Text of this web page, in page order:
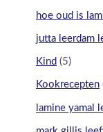
hoe oud is
jutta leerdam
Kind (5)
Kookrecepten
lamine yamal